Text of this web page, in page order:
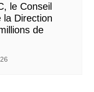
le Conseil
la Direction
de